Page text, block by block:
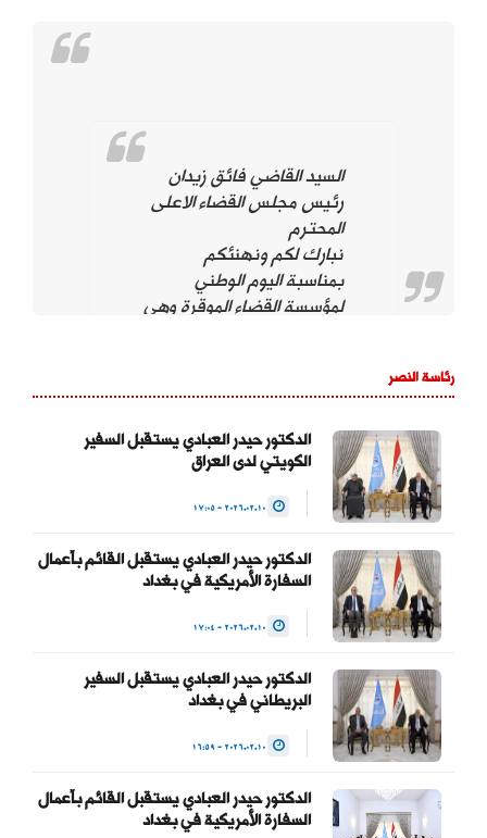
السيد القاضي فائق زيدان
رئيس مجلس القضاء الاعلى
المحترم
نبارك لكم ونهنئكم
بمناسبة اليوم الوطني
لمؤسسة القضاء الموقرة وهي
المواطنين وحماية التجربة
الديمقراطية والتداول السلمي
للسلطة والحفاظ على…
العبادي
(@HaiderAlAbadi)
January 23, 2026
رئاسة النصر
الدكتور حيدر العبادي يستقبل السفير
الكويتي لدى العراق
الدكتور حيدر العبادي يستقبل القائم بأعمال
السفارة الأمريكية في بغداد
الدكتور حيدر العبادي يستقبل السفير
البريطاني في بغداد
الدكتور حيدر العبادي يستقبل القائم بأعمال
السفارة الأمريكية في بغداد